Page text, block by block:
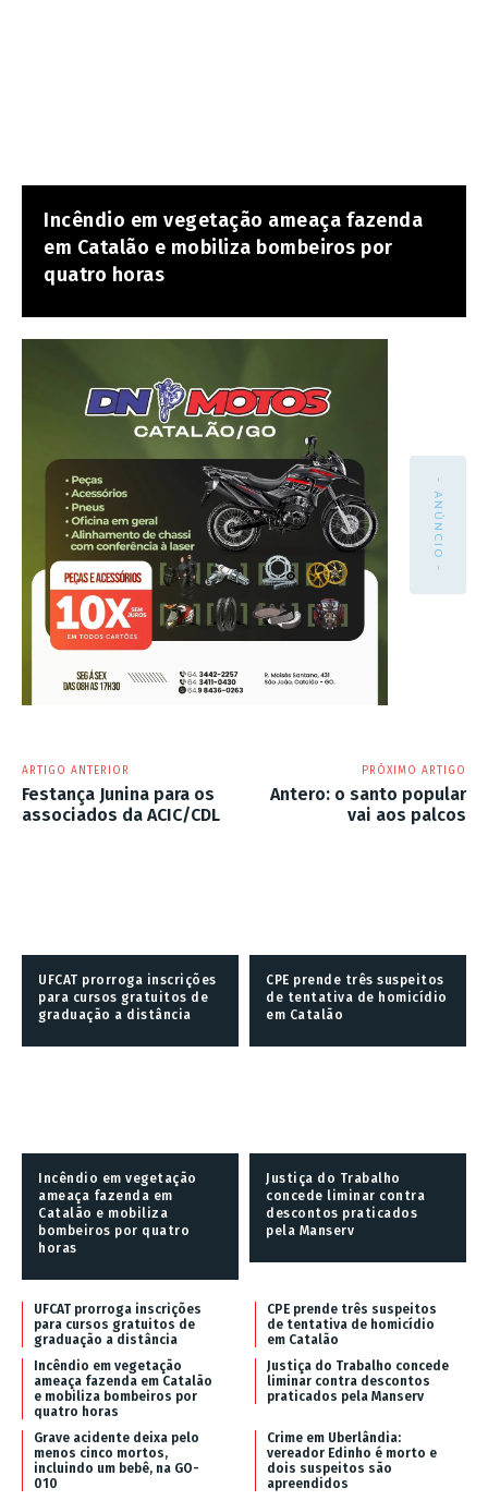
Incêndio em vegetação ameaça fazenda
em Catalão e mobiliza bombeiros por
quatro horas
- ANÚNCIO -
ARTIGO ANTERIOR
Festança Junina para os
associados da ACIC/CDL
PRÓXIMO ARTIGO
Antero: o santo popular
vai aos palcos
UFCAT prorroga inscrições
para cursos gratuitos de
graduação a distância
CPE prende três suspeitos
de tentativa de homicídio
em Catalão
Incêndio em vegetação
ameaça fazenda em
Catalão e mobiliza
bombeiros por quatro
horas
Justiça do Trabalho
concede liminar contra
descontos praticados
pela Manserv
UFCAT prorroga inscrições
para cursos gratuitos de
graduação a distância
CPE prende três suspeitos
de tentativa de homicídio
em Catalão
Incêndio em vegetação
ameaça fazenda em Catalão
e mobiliza bombeiros por
quatro horas
Justiça do Trabalho concede
liminar contra descontos
praticados pela Manserv
Grave acidente deixa pelo
menos cinco mortos,
incluindo um bebê, na GO-
010
Crime em Uberlândia:
vereador Edinho é morto e
dois suspeitos são
apreendidos